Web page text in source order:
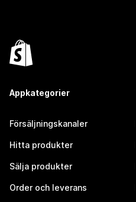
Appkategorier
Försäljningskanaler
Hitta produkter
Sälja produkter
Order och leverans